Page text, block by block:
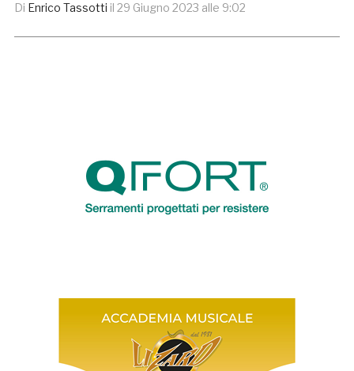
Di Enrico Tassotti il 29 Giugno 2023 alle 9:02